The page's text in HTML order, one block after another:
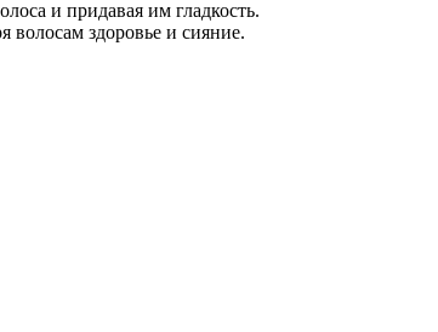
и придавая им гладкость.
волосам здоровье и сияние.